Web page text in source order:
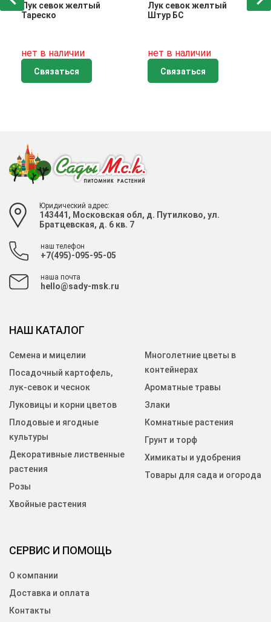
Лук севок желтый
Тареско
нет в наличии
Связаться
Лук севок желтый
Штур БС
нет в наличии
Связаться
Юридический адрес:
143441, Московская обл, д. Путилково, ул.
Братцевская, д. 6 кв. 7
наш телефон
+7(495)-095-95-05
наша почта
hello@sady-msk.ru
СЕРВИС И ПОМОЩЬ
О компании
Доставка и оплата
Контакты
НАШ КАТАЛОГ
Семена и мицелии
Посадочный картофель,
лук-севок и чеснок
Луковицы и корни цветов
Плодовые и ягодные
культуры
Декоративные лиственные
растения
Розы
Хвойные растения
Многолетние цветы в
контейнерах
Ароматные травы
Злаки
Комнатные растения
Грунт и торф
Химикаты и удобрения
Товары для сада и огорода